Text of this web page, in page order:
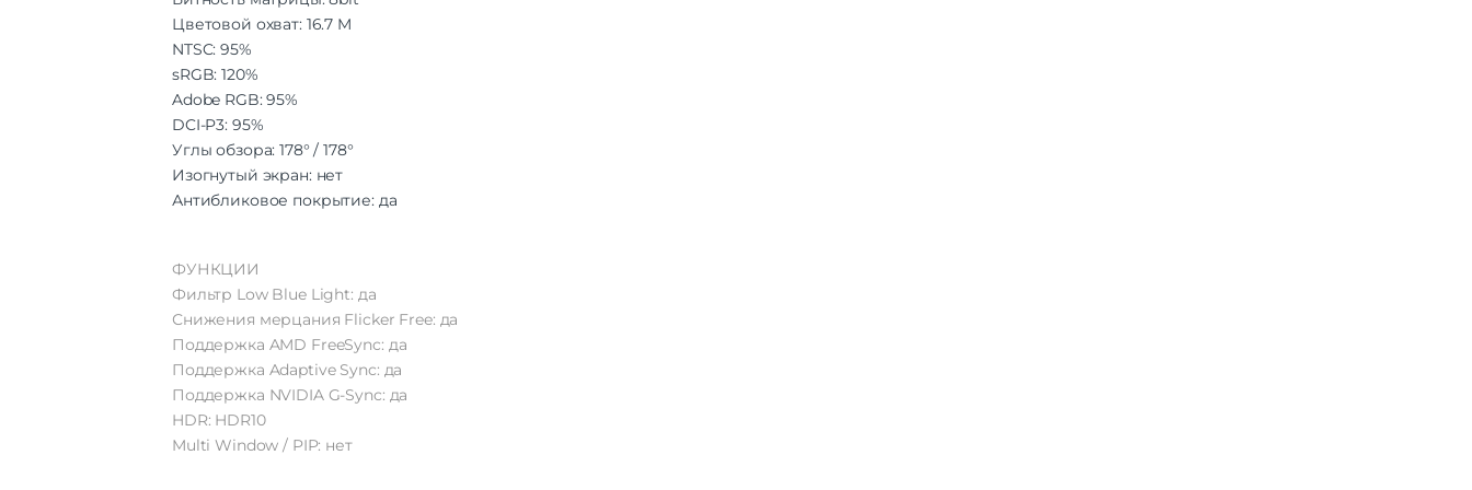
Цветовой охват: 16.7 M
NTSC: 95%
sRGB: 120%
Adobe RGB: 95%
DCI-P3: 95%
Углы обзора: 178° / 178°
Изогнутый экран: нет
Антибликовое покрытие: да
ФУНКЦИИ
Фильтр Low Blue Light: да
Снижения мерцания Flicker Free: да
Поддержка AMD FreeSync: да
Поддержка Adaptive Sync: да
Поддержка NVIDIA G-Sync: да
HDR: HDR10
Multi Window / PIP: нет